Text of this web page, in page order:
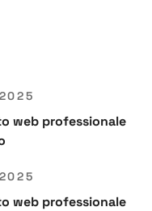
web professionale
web professionale